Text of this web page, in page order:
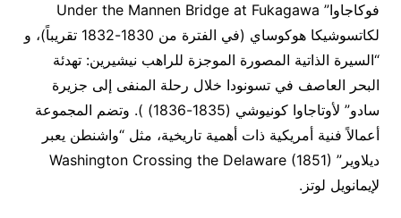
فوكاجاوا” Under the Mannen Bridge at Fukagawa
لكاتسوشيكا هوكوساي (في الفترة من 1830-1832 تقريباً)، و
“السيرة الذاتية المصورة الموجزة للراهب نيشيرين: تهدئة
البحر العاصف في تسونودا خلال رحلة المنفى إلى جزيرة
سادو” لأوتاجاوا كونيوشي (1835-1836) ). وتضم المجموعة
أعمالاً فنية أمريكية ذات أهمية تاريخية، مثل “واشنطن يعبر
ديلاوير” Washington Crossing the Delaware (1851)
لإيمانويل لوتز.